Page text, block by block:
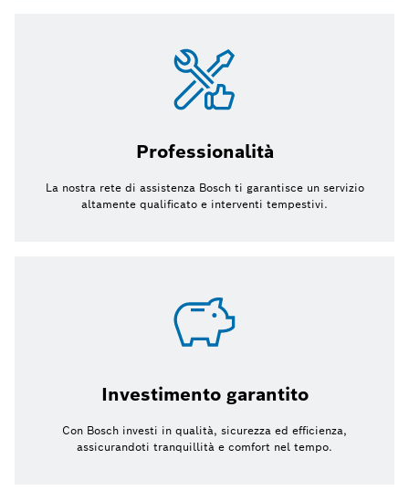
Professionalità
La nostra rete di assistenza Bosch ti garantisce un servizio
altamente qualificato e interventi tempestivi.
Investimento garantito
Con Bosch investi in qualità, sicurezza ed efficienza,
assicurandoti tranquillità e comfort nel tempo.